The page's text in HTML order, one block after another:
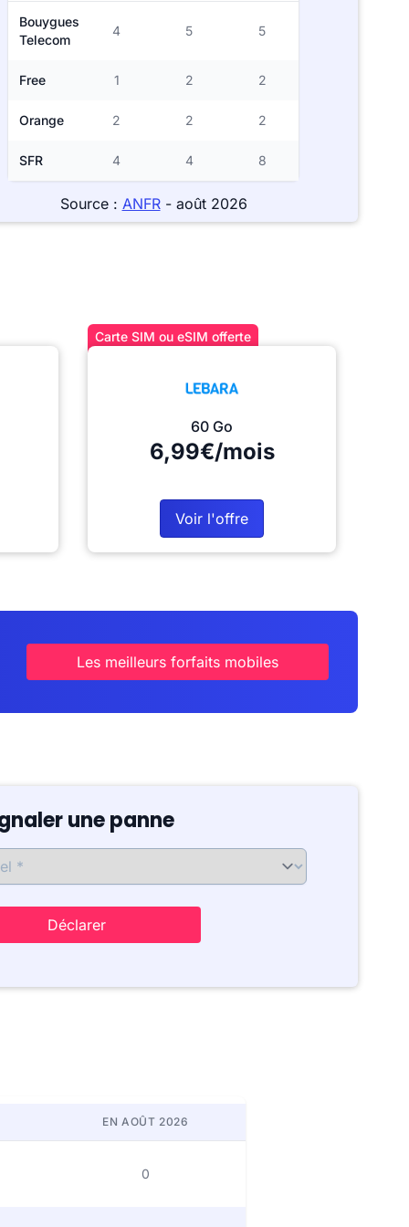
Bouygues
Telecom
4 5 5
Free 1 2 2
Orange 2 2 2
SFR 4 4 8
Source : ANFR- août 2026
Carte SIM ou eSIM offerte
60 Go
6,99€/mois
Voir l'offre
Les meilleurs forfaits mobiles
une panne
Déclarer
EN AOÛT 2026
0